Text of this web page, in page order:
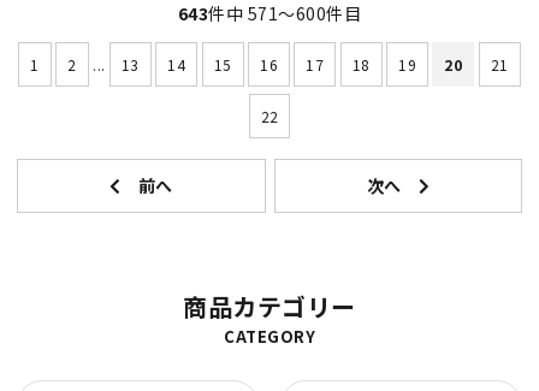
643件中 571〜600件目
1 2 ... 13 14 15 16 17 18 19 20 21
22
商品カテゴリー
CATEGORY